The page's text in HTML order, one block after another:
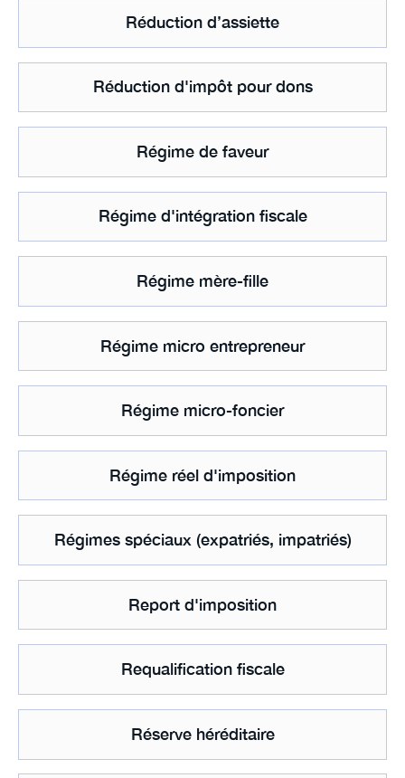
Réduction d’assiette
Réduction d'impôt pour dons
Régime de faveur
Régime d'intégration fiscale
Régime mère-fille
Régime micro entrepreneur
Régime micro-foncier
Régime réel d'imposition
Régimes spéciaux (expatriés, impatriés)
Report d'imposition
Requalification fiscale
Réserve héréditaire